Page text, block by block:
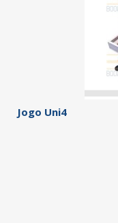
Jogo Uni4